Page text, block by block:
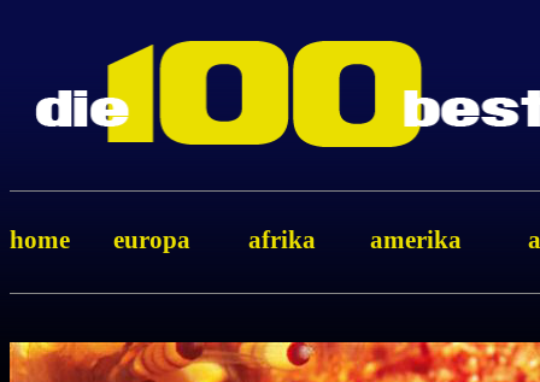
home europa afrika amerika